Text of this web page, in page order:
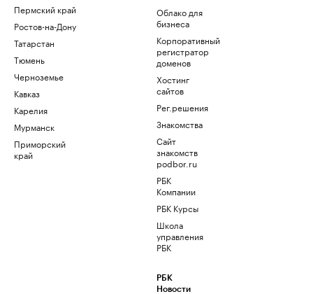
Пермский край
Ростов-на-Дону
Татарстан
Тюмень
Черноземье
Кавказ
Карелия
Мурманск
Приморский
край
Облако для
бизнеса
Корпоративный
регистратор
доменов
Хостинг
сайтов
Рег.решения
Знакомства
Сайт
знакомств
podbor.ru
РБК
Компании
РБК Курсы
Школа
управления
РБК
РБК
Новости